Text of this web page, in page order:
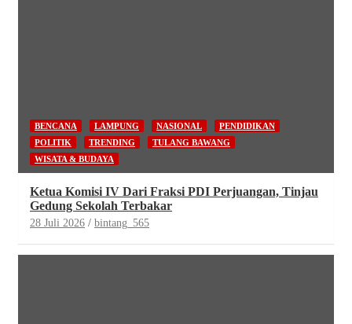
BENCANA LAMPUNG NASIONAL
PENDIDIKAN
POLITIK
TRENDING
TULANG BAWANG
WISATA & BUDAYA
Ketua Komisi IV Dari Fraksi PDI Perjuangan, Tinjau
Gedung Sekolah Terbakar
28 Juli 2026 bintang_565